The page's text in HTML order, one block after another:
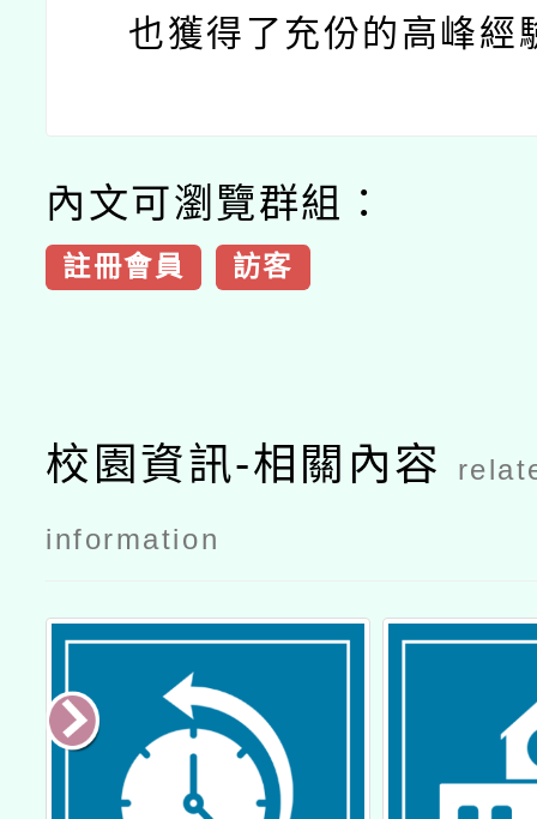
也獲得了充份的高峰經
內文可瀏覽群組：
註冊會員 訪客
校園資訊-相關內容
information